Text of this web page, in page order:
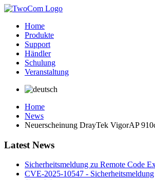
Home
Produkte
Support
Händler
Schulung
Veranstaltung
Home
News
Neuerscheinung DrayTek VigorAP
Latest News
Sicherheitsmeldung zu Remote Code
CVE-2025-10547 - Sicherheitsmeldung